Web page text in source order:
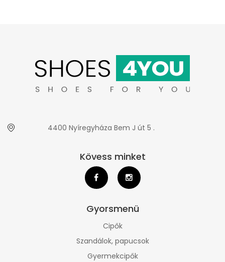
4400 Nyíregyháza Bem J út 5 .
Kövess minket
Gyorsmenü
Cipők
Szandálok, papucsok
Gyermekcipők